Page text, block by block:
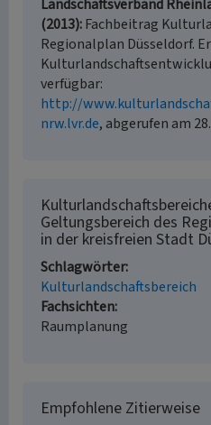
Landschaftsverband
(2013) Fachbeitrag
Regionalplan Düsseldorf.
verfügbar:
http://
nrw.lvr.de, abgerufen am
Geltungsbereich des
in der kreisfreien Stadt
Schlagwörter
Kulturlandschaftsbereich
Fachsichten
Raumplanung
Empfohlene Zitierweise